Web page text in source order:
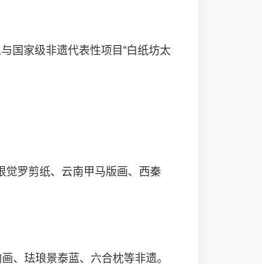
国家级非遗代表性项目“白纸坊太
觉罗剪纸、云南甲马版画、西秦
、珐琅景泰蓝、六合枕等非遗。